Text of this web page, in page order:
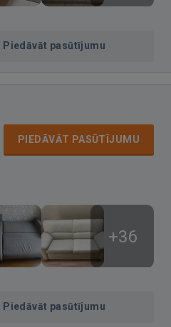
Piedāvāt pasūtījumu
PIEDĀVĀT PASŪTĪJUMU
+36
Piedāvāt pasūtījumu